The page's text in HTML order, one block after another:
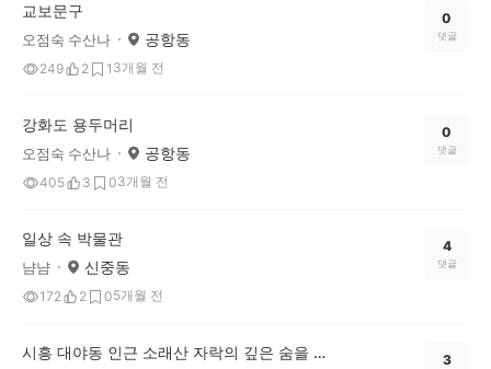
교보문구
오점숙 수산나 공항동
249 2 1 3개월 전
0
댓글
강화도 용두머리
오점숙 수산나 공항동
405 3 03개월 전
0
댓글
일상 속 박물관
냠냠 신중동
172 2 05개월 전
4
댓글
시흥 대야동 인근 소래산 자락의 깊은 숨을 간직한 더숲 소전미술관을 소개합니다! 3